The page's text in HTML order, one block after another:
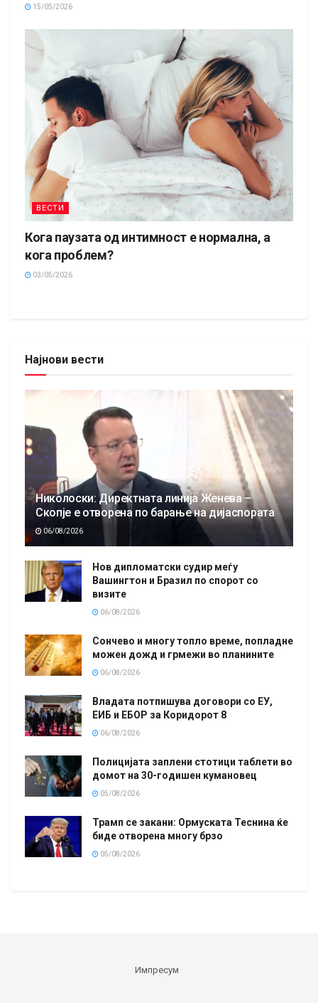
15/05/2026
ВЕСТИ
Кога паузата од интимност е нормална, а
кога проблем?
03/05/2026
Најнови вести
Николоски: Директната линија Женева –
Скопје е отворена по барање на дијаспората
06/08/2026
Нов дипломатски судир меѓу
Вашингтон и Бразил по спорот со
визите
06/08/2026
Сончево и многу топло време, попладне
можен дожд и грмежи во планините
06/08/2026
Владата потпишува договори со ЕУ,
ЕИБ и ЕБОР за Коридорот 8
06/08/2026
Полицијата заплени стотици таблети во
домот на 30-годишен кумановец
05/08/2026
Трамп се закани: Ормуската Теснина ќе
биде отворена многу брзо
05/08/2026
Импресум